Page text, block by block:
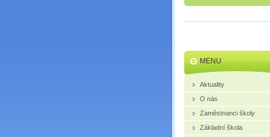
MENU
Aktuality
O nás
Zaměstnanci školy
Základní škola